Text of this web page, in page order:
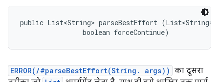
public List<String> parseBestEffort
                boolean forceContinue)
ERROR(/#parseBestEffort(String. args)) का दूसरा